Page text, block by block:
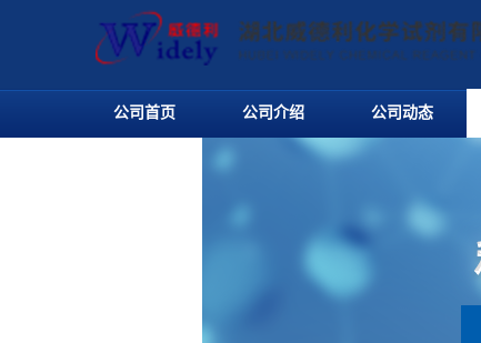
公司首页 公司介绍 公司动态